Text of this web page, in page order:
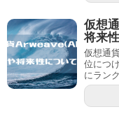
仮想
将来
仮想通
位につ
にラン